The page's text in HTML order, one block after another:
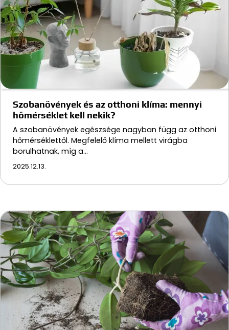
Szobanövények és az otthoni klíma: mennyi
hőmérséklet kell nekik?
A szobanövények egészsége nagyban függ az otthoni
hőmérséklettől. Megfelelő klíma mellett virágba
borulhatnak, míg a…
2025.12.13.